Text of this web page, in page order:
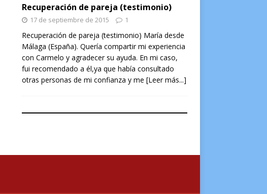
Recuperación de pareja (testimonio)
17 de septiembre de 2015 1
Recuperación de pareja (testimonio) María desde
Málaga (España). Quería compartir mi experiencia
con Carmelo y agradecer su ayuda. En mi caso,
fui recomendado a él,ya que había consultado
otras personas de mi confianza y me [Leer más...]